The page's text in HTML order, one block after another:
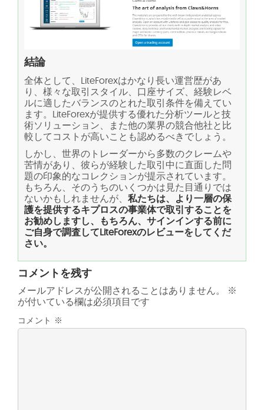
結論
全体として、LiteForexはかなり長い運営歴があ
り、様々な取引スタイル、口座サイズ、経験レベ
ルに適したバランスのとれた取引条件を備えてい
ます。LiteForexが提供する優れた分析ツールと技
術ソリューション、また他の業界の競合他社と比
較してコストが高いことも認めるべきでしょう。
しかし、世界のトレーダーから多数のクレームや
苦情があり、彼らが経験した取引中に直面した問
題の印象的なコレクションが提示されています。
もちろん、そのうちのいくつかは見た目通りでは
ないかもしれませんが、 私たちは、より一層の保
護を提供するキプロスの事業体で取引することを
お勧めしますし、もちろん、サインインする前に
ご自身で調査してLiteForexのレビューをしてくだ
さい。
コメントを残す
メールアドレスが公開されることはありません。
※
が付いている欄は必須項目です
コメント ※